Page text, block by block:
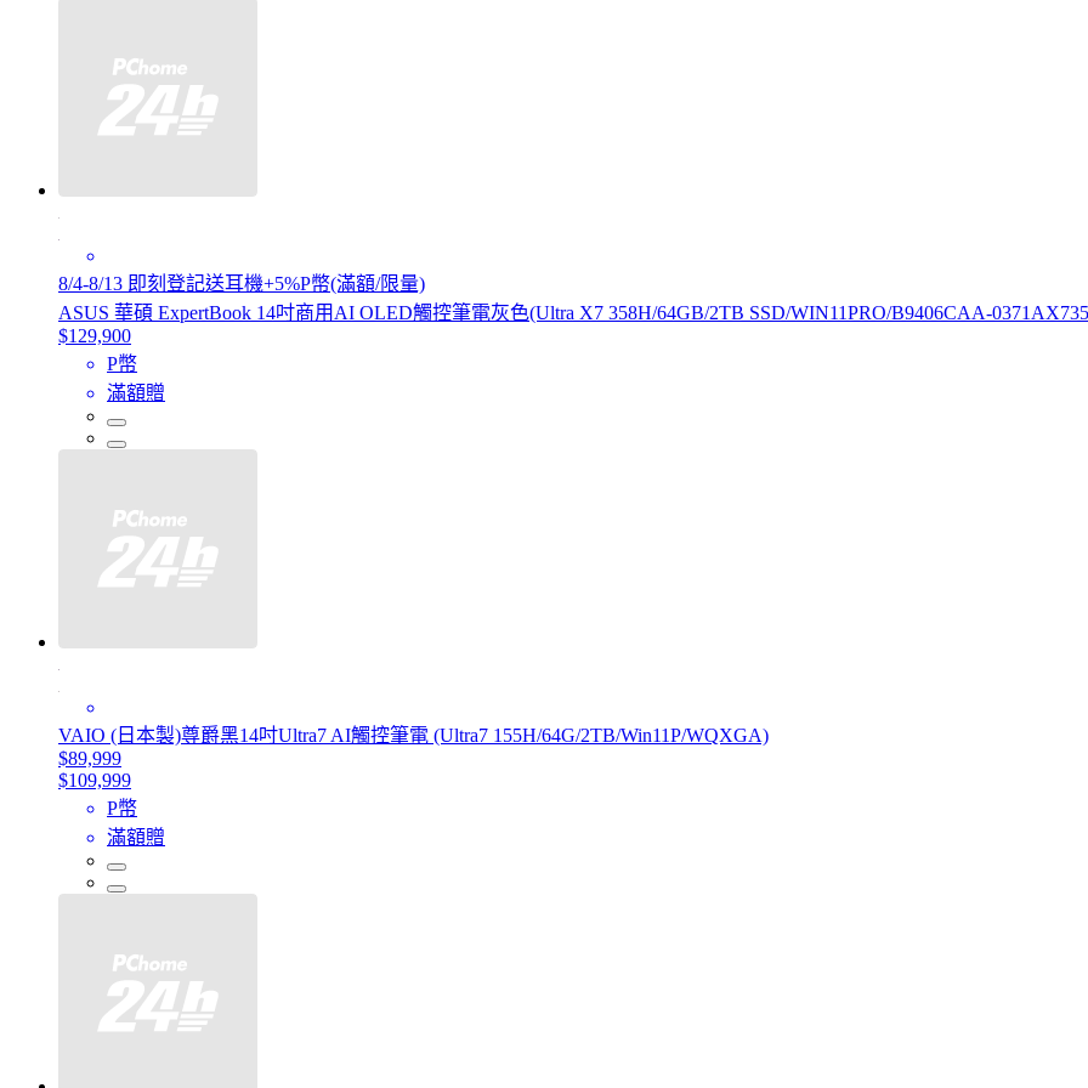
8/4-8/13 即刻登記送耳機+5%P幣(滿額/限量)
ASUS 華碩 ExpertBook 14吋商用AI OLED觸控筆電灰色(Ultra X7 358H/64GB/2TB SSD/WIN11PRO/B9406CAA-
$129,900
P幣
滿額贈
VAIO (日本製)尊爵黑14吋Ultra7 AI觸控筆電 (Ultra7 155H/64G/2TB/Win11P/WQXGA)
$89,999
$109,999
P幣
滿額贈